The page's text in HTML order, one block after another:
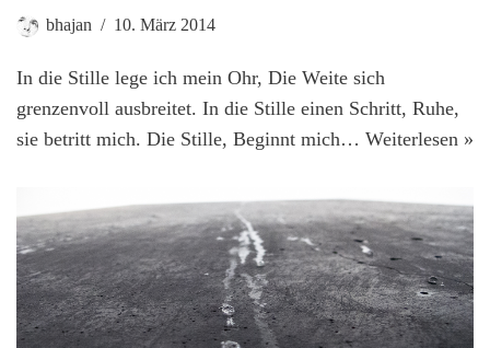
bhajan 10. März 2014
In die Stille lege ich mein Ohr, Die Weite sich
grenzenvoll ausbreitet. In die Stille einen Schritt, Ruhe,
sie betritt mich. Die Stille, Beginnt mich… Weiterlesen »